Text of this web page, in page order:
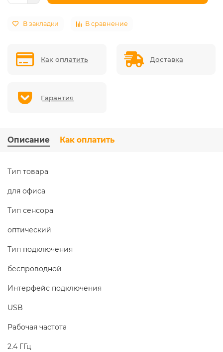
В закладки В сравнение
Как оплатить Доставка
Гарантия
Описание Как оплатить
Тип товара
для офиса
Тип сенсора
оптический
Тип подключения
беспроводной
Интерфейс подключения
USB
Рабочая частота
2.4 ГГц